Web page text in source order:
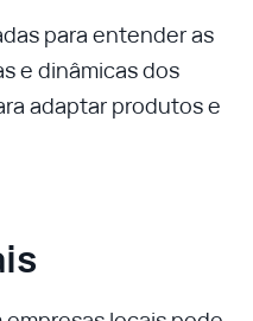
para entender as
e dinâmicas dos
adaptar produtos e